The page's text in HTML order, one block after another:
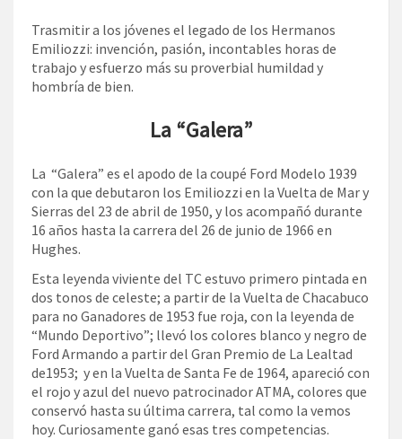
Trasmitir a los jóvenes el legado de los Hermanos
Emiliozzi: invención, pasión, incontables horas de
trabajo y esfuerzo más su proverbial humildad y
hombría de bien.
La “Galera”
La “Galera” es el apodo de la coupé Ford Modelo 1939
con la que debutaron los Emiliozzi en la Vuelta de Mar y
Sierras del 23 de abril de 1950, y los acompañó durante
16 años hasta la carrera del 26 de junio de 1966 en
Hughes.
Esta leyenda viviente del TC estuvo primero pintada en
dos tonos de celeste; a partir de la Vuelta de Chacabuco
para no Ganadores de 1953 fue roja, con la leyenda de
“Mundo Deportivo”; llevó los colores blanco y negro de
Ford Armando a partir del Gran Premio de La Lealtad
de1953; y en la Vuelta de Santa Fe de 1964, apareció con
el rojo y azul del nuevo patrocinador ATMA, colores que
conservó hasta su última carrera, tal como la vemos
hoy. Curiosamente ganó esas tres competencias.